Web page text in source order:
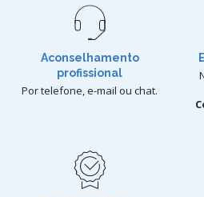
Aconselhamento
profissional
Por telefone, e-mail ou chat.